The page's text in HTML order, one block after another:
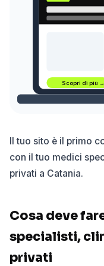
Scopri di più →
Il tuo sito è il primo
con il tuo medici
privati a Catania.
Cosa deve
specialisti,
privati